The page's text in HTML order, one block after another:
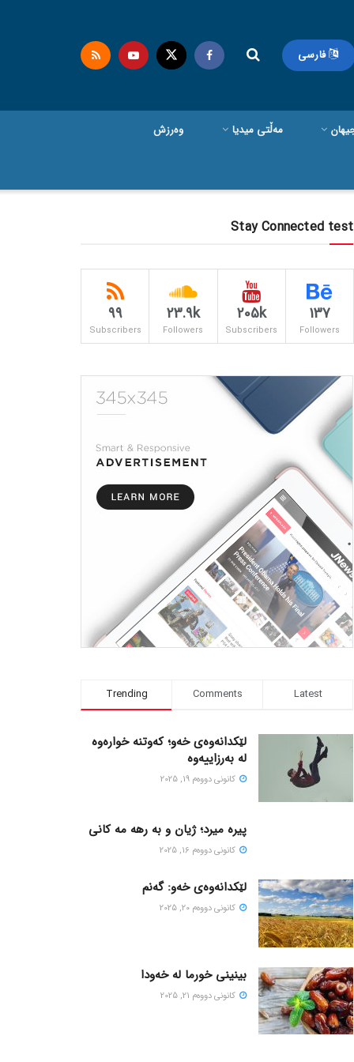
فارسی
مەڵتی میدیا وەرزش
Stay Connected test
137
Followers
205k
Subscribers
23.9k
Followers
99
Subscribers
Trending Comments Latest
لێکدانەوەی خەو؛ کەوتنە خوارەوە
لە بەرزاییەوە
كانونی دووه‌م 19, 2025
پیره میرد؛ ژیان و به رهه مه کانی
كانونی دووه‌م 16, 2025
لێکدانەوەی خەو: گەنم
كانونی دووه‌م 20, 2025
بینینی خورما لە خەودا
كانونی دووه‌م 21, 2025